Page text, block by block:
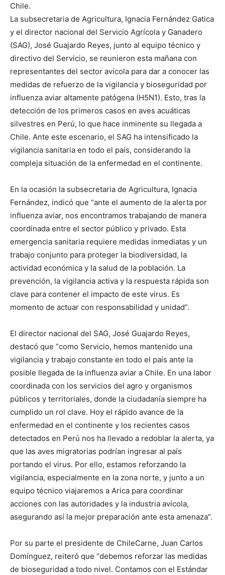
Chile.
La subsecretaria de Agricultura, Ignacia Fernández Gatica
y el director nacional del Servicio Agrícola y Ganadero
(SAG), José Guajardo Reyes, junto al equipo técnico y
directivo del Servicio, se reunieron esta mañana con
representantes del sector avícola para dar a conocer las
medidas de refuerzo de la vigilancia y bioseguridad por
influenza aviar altamente patógena (H5N1). Esto, tras la
detección de los primeros casos en aves acuáticas
silvestres en Perú, lo que hace inminente su llegada a
Chile. Ante este escenario, el SAG ha intensificado la
vigilancia sanitaria en todo el país, considerando la
compleja situación de la enfermedad en el continente.
En la ocasión la subsecretaria de Agricultura, Ignacia
Fernández, indicó que “ante el aumento de la alerta por
influenza aviar, nos encontramos trabajando de manera
coordinada entre el sector público y privado. Esta
emergencia sanitaria requiere medidas inmediatas y un
trabajo conjunto para proteger la biodiversidad, la
actividad económica y la salud de la población. La
prevención, la vigilancia activa y la respuesta rápida son
clave para contener el impacto de este virus. Es
momento de actuar con responsabilidad y unidad”.
El director nacional del SAG, José Guajardo Reyes,
destacó que “como Servicio, hemos mantenido una
vigilancia y trabajo constante en todo el país ante la
posible llegada de la influenza aviar a Chile. En una labor
coordinada con los servicios del agro y organismos
públicos y territoriales, donde la ciudadanía siempre ha
cumplido un rol clave. Hoy el rápido avance de la
enfermedad en el continente y los recientes casos
detectados en Perú nos ha llevado a redoblar la alerta, ya
que las aves migratorias podrían ingresar al país
portando el virus. Por ello, estamos reforzando la
vigilancia, especialmente en la zona norte, y junto a un
equipo técnico viajaremos a Arica para coordinar
acciones con las autoridades y la industria avícola,
asegurando así la mejor preparación ante esta amenaza”.
Por su parte el presidente de ChileCarne, Juan Carlos
Domínguez, reiteró que “debemos reforzar las medidas
de bioseguridad a todo nivel. Contamos con el Estándar